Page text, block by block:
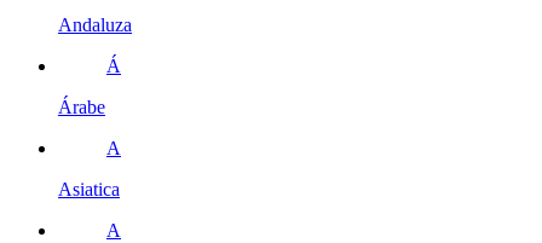
Andaluza
Á
Árabe
A
Asiatica
A